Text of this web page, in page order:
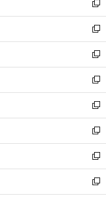
ド
ウ
で
開
く
ィ
ン
ド
ウ
で
開
く
い
ウ
ィ
ン
ド
ウ
で
開
く
新
し
い
ウ
ィ
ン
ド
ウ
で
開
く
新
し
い
ウ
ィ
ン
ド
ウ
で
開
く
新
し
い
ウ
ィ
ン
ド
ウ
で
開
く
新
し
い
ウ
ィ
ン
ド
ウ
で
開
新
し
い
ウ
ィ
ン
ド
ウ
新
し
い
ウ
ィ
ン
新
し
い
ウ
新
し